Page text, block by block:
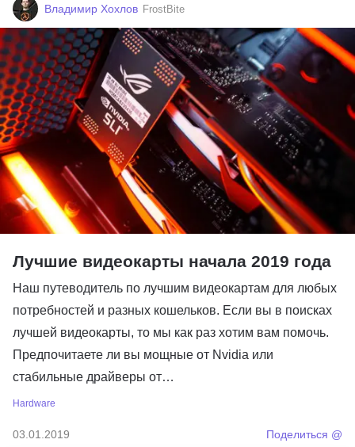
Владимир Хохлов FrostBite
Лучшие видеокарты начала 2019 года
Наш путеводитель по лучшим видеокартам для любых
потребностей и разных кошельков. Если вы в поисках
лучшей видеокарты, то мы как раз хотим вам помочь.
Предпочитаете ли вы мощные от Nvidia или
стабильные драйверы от…
Hardware
03.01.2019 Поделиться @